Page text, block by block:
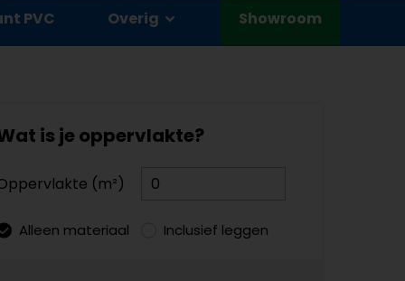
PVC Overig Showroom
is je oppervlakte?
(m²)
Alleen materiaal Inclusief leggen